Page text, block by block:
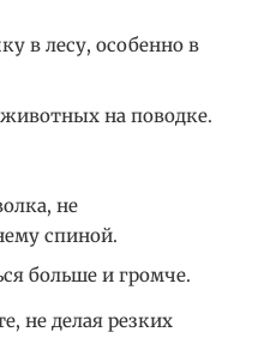
в лесу, особенно в
на поводке.
не
спиной.
больше и громче.
не делая резких